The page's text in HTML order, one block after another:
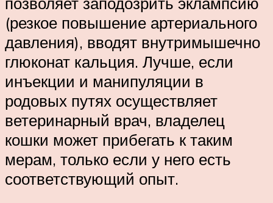
(резкое повышение артериального
давления), вводят внутримышечно
глюконат кальция. Лучше, если
инъекции и манипуляции в
родовых путях осуществляет
ветеринарный врач, владелец
кошки может прибегать к таким
мерам, только если у него есть
соответствующий опыт.